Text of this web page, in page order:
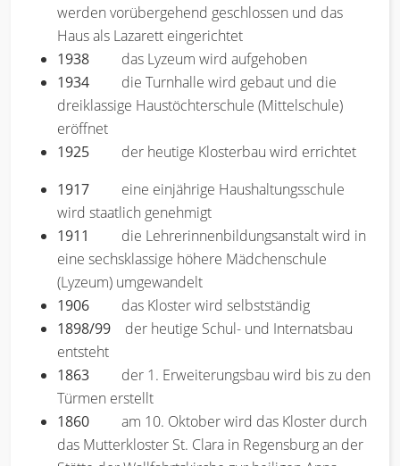
werden vorübergehend geschlossen und das
Haus als Lazarett eingerichtet
1938 das Lyzeum wird aufgehoben
1934 die Turnhalle wird gebaut und die
dreiklassige Haustöchterschule (Mittelschule)
eröffnet
1925 der heutige Klosterbau wird errichtet
1917 eine einjährige Haushaltungsschule
wird staatlich genehmigt
1911 die Lehrerinnenbildungsanstalt wird in
eine sechsklassige höhere Mädchenschule
(Lyzeum) umgewandelt
1906 das Kloster wird selbstständig
1898/99 der heutige Schul- und Internatsbau
entsteht
1863 der 1. Erweiterungsbau wird bis zu den
Türmen erstellt
1860
am 10. Oktober wird das Kloster durch
das Mutterkloster St. Clara in Regensburg an der